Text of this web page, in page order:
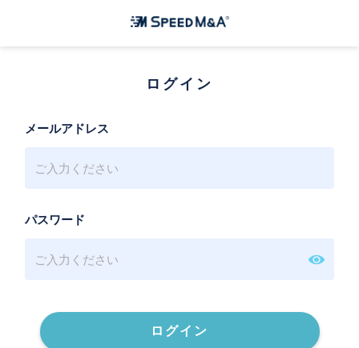
ログイン
メールアドレス
パスワード
ログイン